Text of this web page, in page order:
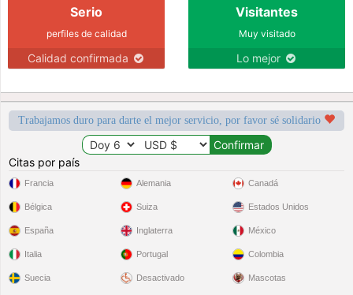
Serio
perfiles de calidad
Calidad confirmada
Visitantes
Muy visitado
Lo mejor
Trabajamos duro para darte el mejor servicio, por favor sé solidario
Citas por país
Francia
Bélgica
España
Italia
Suecia
Alemania
Suiza
Inglaterra
Portugal
Desactivado
Canadá
Estados Unidos
México
Colombia
Mascotas